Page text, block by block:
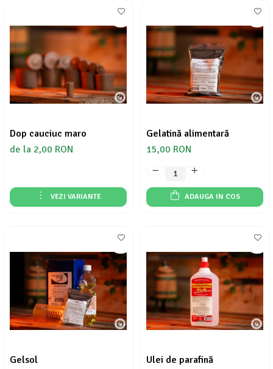
Dop cauciuc maro
de la 2,00 RON
VEZI VARIANTE
Gelatină alimentară
15,00 RON
ADAUGA IN COS
Gelsol
Ulei de parafină